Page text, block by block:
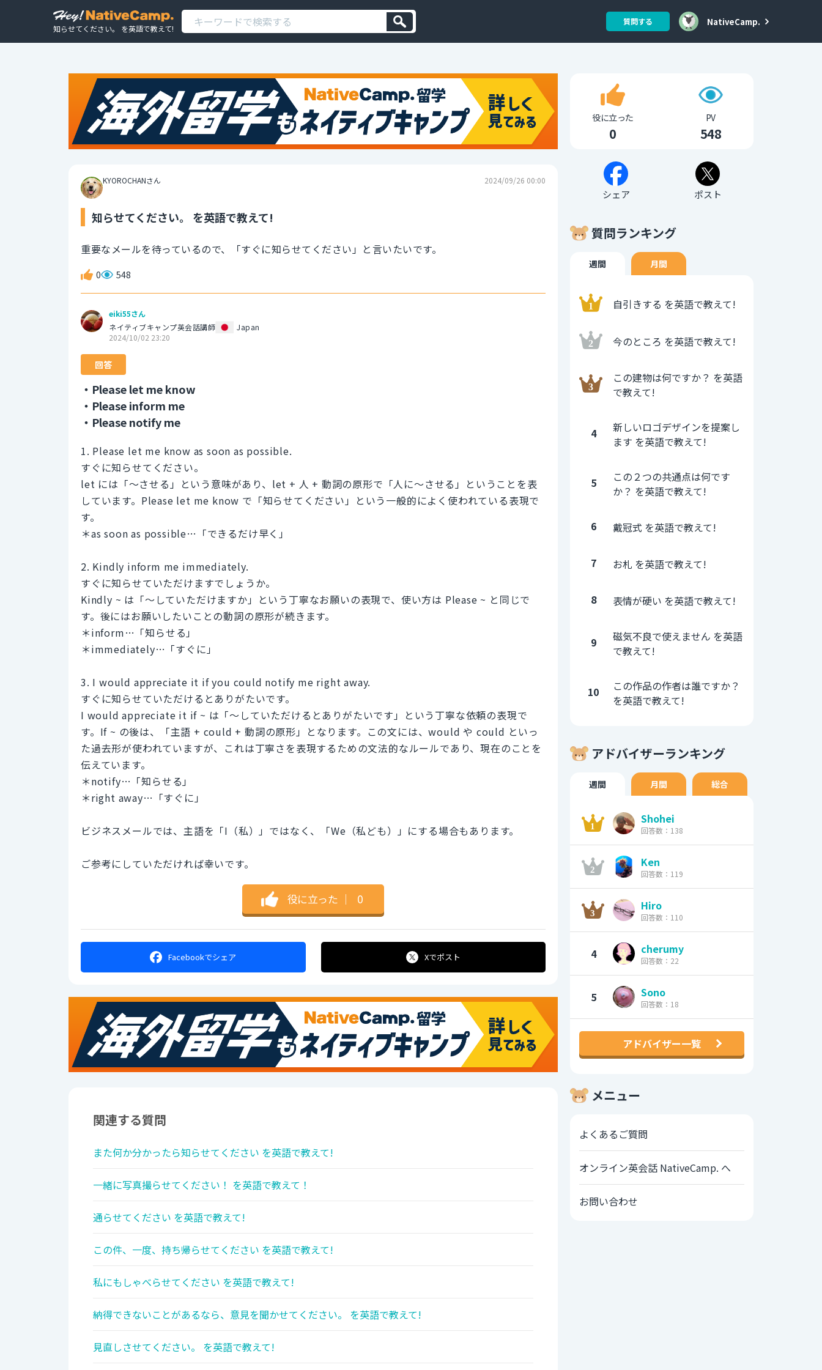
知らせてください。 を英語で教えて!
質問する NativeCamp.
KYOROCHANさん 2024/09/26 00:00
知らせてください。 を英語で教えて!
重要なメールを待っているので、「すぐに知らせてください」と言いたいです。
0 548
eiki55さん
ネイティブキャンプ英会話講師
Japan
2024/10/02 23:20
回答
・Please let me know
・Please inform me
・Please notify me
1. Please let me know as soon as possible.
すぐに知らせてください。
let には「～させる」という意味があり、let + 人 + 動詞の原形で「人に～させる」ということを表
しています。Please let me know で「知らせてください」という一般的によく使われている表現で
す。
＊as soon as possible…「できるだけ早く」
2. Kindly inform me immediately.
すぐに知らせていただけますでしょうか。
Kindly ~ は「～していただけますか」という丁寧なお願いの表現で、使い方は Please ~ と同じで
す。後にはお願いしたいことの動詞の原形が続きます。
＊inform…「知らせる」
＊immediately…「すぐに」
3. I would appreciate it if you could notify me right away.
すぐに知らせていただけるとありがたいです。
I would appreciate it if ~ は「～していただけるとありがたいです」という丁寧な依頼の表現で
す。If ~ の後は、「主語 + could + 動詞の原形」となります。この文には、would や could といっ
た過去形が使われていますが、これは丁寧さを表現するための文法的なルールであり、現在のことを
伝えています。
＊notify…「知らせる」
＊right away…「すぐに」
ビジネスメールでは、主語を「I（私）」ではなく、「We（私ども）」にする場合もあります。
ご参考にしていただければ幸いです。
役に立った ｜ 0
Facebookでシェア Xでポスト
関連する質問
また何か分かったら知らせてください を英語で教えて!
一緒に写真撮らせてください！ を英語で教えて！
通らせてください を英語で教えて!
この件、一度、持ち帰らせてください を英語で教えて!
私にもしゃべらせてください を英語で教えて!
納得できないことがあるなら、意見を聞かせてください。 を英語で教えて!
見直しさせてください。 を英語で教えて!
役に立った
0
PV
548
シェア ポスト
質問ランキング
週間 月間
自引きする を英語で教えて!
今のところ を英語で教えて!
この建物は何ですか？ を英語
で教えて!
4
新しいロゴデザインを提案し
ます を英語で教えて!
5
この２つの共通点は何です
か？ を英語で教えて!
6 戴冠式 を英語で教えて!
7 お札 を英語で教えて!
8 表情が硬い を英語で教えて!
9
磁気不良で使えません を英語
で教えて!
10
この作品の作者は誰ですか？
を英語で教えて!
アドバイザーランキング
週間 月間 総合
Shohei
回答数：138
Ken
回答数：119
Hiro
回答数：110
4 cherumy
回答数：22
5 Sono
回答数：18
アドバイザー一覧
メニュー
よくあるご質問
オンライン英会話 NativeCamp. へ
お問い合わせ